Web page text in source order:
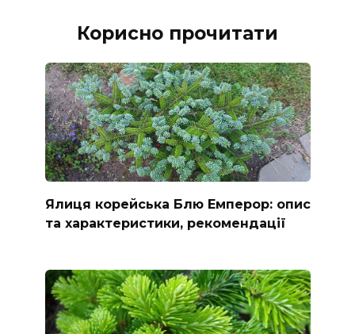
Корисно прочитати
Ялиця корейська Блю Емперор: опис
та характеристики, рекомендації